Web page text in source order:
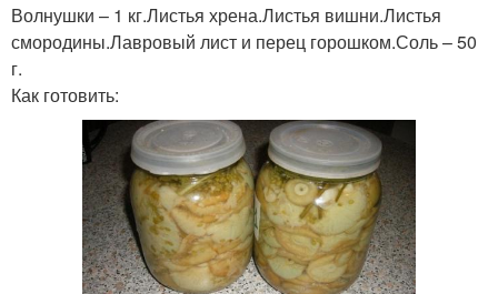
Волнушки – 1 кг.Листья хрена.Листья вишни.Листья
смородины.Лавровый лист и перец горошком.Соль – 50
г.
Как готовить: